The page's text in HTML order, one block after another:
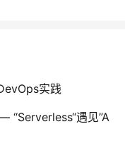
实践
遇见”A